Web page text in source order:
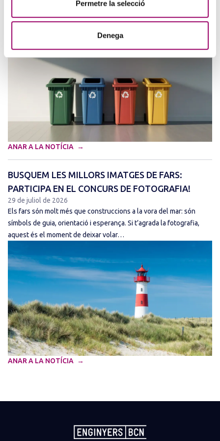
Permetre la selecció
Denega
Tècnica de Barcelona (CATEB), organitza aquest curs que es durà a
terme els dies 3, 8 i 15 de setembre de 2026,…
ANAR A LA NOTÍCIA
BUSQUEM LES MILLORS IMATGES DE FARS:
PARTICIPA EN EL CONCURS DE FOTOGRAFIA!
29 de juliol de 2026
Els fars són molt més que construccions a la vora del mar: són
símbols de guia, orientació i esperança. Si t’agrada la fotografia,
aquest és el moment de deixar volar…
ANAR A LA NOTÍCIA